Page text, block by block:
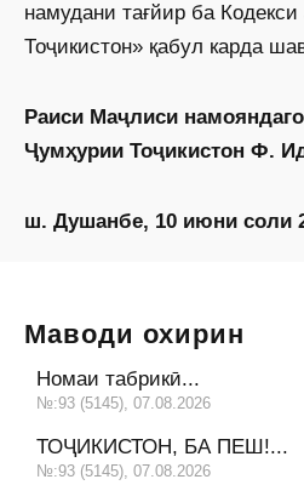
намудани тағйир ба
Тоҷикистон» қабул карда
Раиси Маҷлиси
Ҷумҳурии Тоҷикистон Ф.
ш. Душанбе, 10 июни соли
Маводи охирин
Номаи табрикӣ...
№:93 (5145), 07.08.2026
ТОҶИКИСТОН, БА ПЕШ!...
№:93 (5145), 07.08.2026